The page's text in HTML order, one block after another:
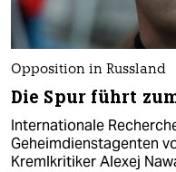
Opposition in Russland
Die Spur führt
Internationale
Geheimdienstagenten
Kremlkritiker Alexej